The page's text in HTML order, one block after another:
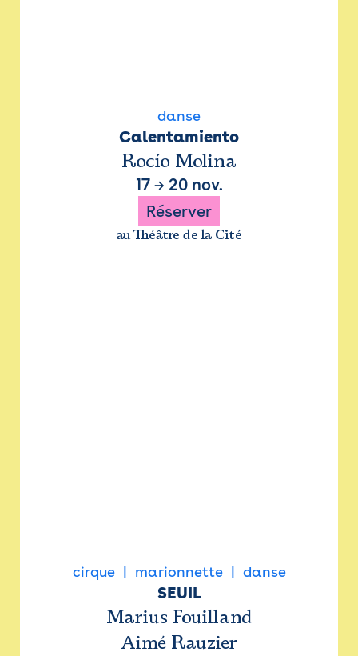
danse
Calentamiento
Rocío Molina
17→ 20 nov.
Réserver
au Théâtre de la Cité
cirque marionnette danse
SEUIL
Marius Fouilland
Aimé Rauzier